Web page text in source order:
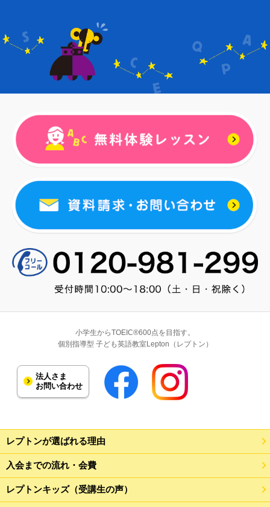
小学生からTOEIC®600点を目指す。
個別指導型 子ども英語教室Lepton（レプトン）
法人さま
お問い合わせ
レプトンが選ばれる理由
入会までの流れ・会費
レプトンキッズ（受講生の声）